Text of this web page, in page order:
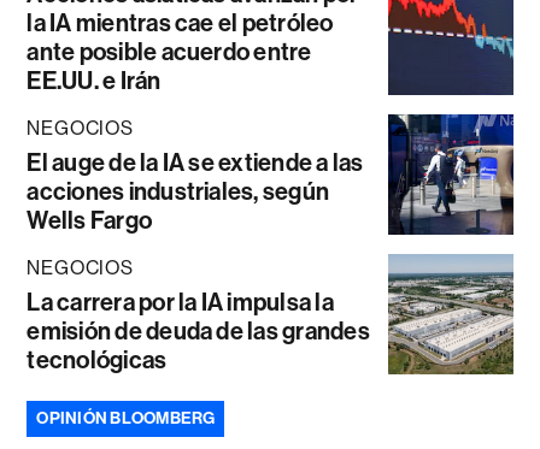
la IA mientras cae el petróleo
ante posible acuerdo entre
EE.UU. e Irán
NEGOCIOS
El auge de la IA se extiende a las
acciones industriales, según
Wells Fargo
NEGOCIOS
La carrera por la IA impulsa la
emisión de deuda de las grandes
tecnológicas
OPINIÓN BLOOMBERG